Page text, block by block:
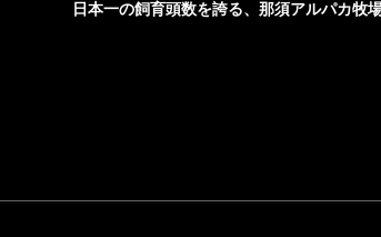
日本一の飼育頭数を誇る、那須アルパカ牧